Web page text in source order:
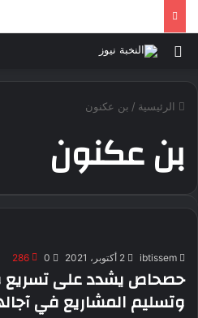
بحث عن
الرئيسية / بن عكنون
بن عكنون
ibtissem 2 أكتوبر، 2021 0
286
حصحاص يشدد على تسريع
وتسليم المشاريع في